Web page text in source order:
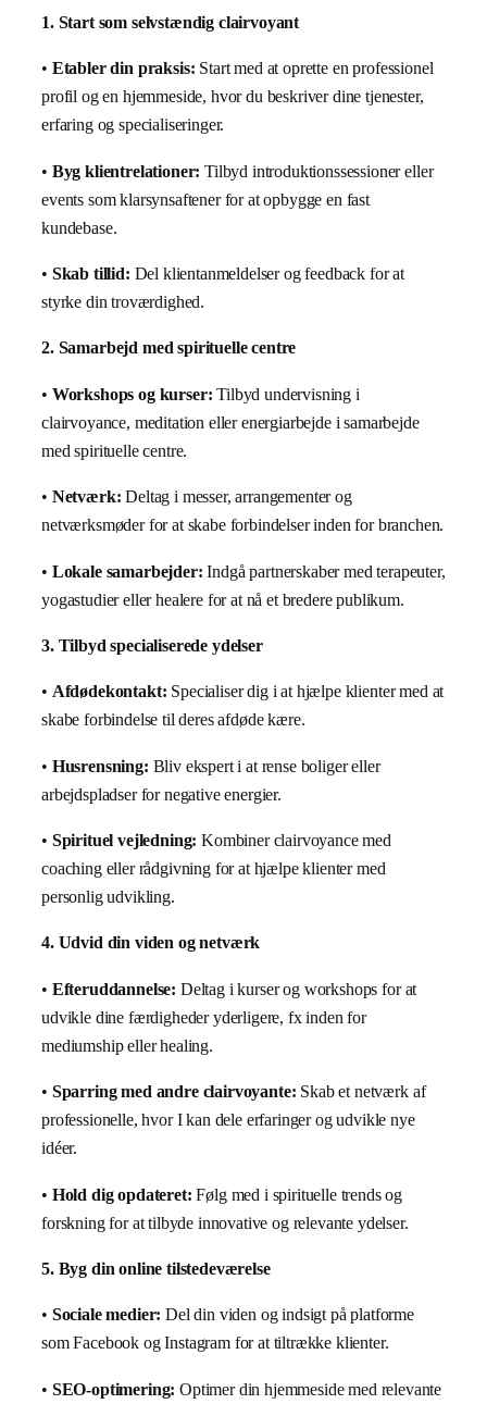
1. Start som selvstændig clairvoyant
• Etabler din praksis: Start med at oprette en professionel
profil og en hjemmeside, hvor du beskriver dine tjenester,
erfaring og specialiseringer.
• Byg klientrelationer: Tilbyd introduktionssessioner eller
events som klarsynsaftener for at opbygge en fast
kundebase.
• Skab tillid: Del klientanmeldelser og feedback for at
styrke din troværdighed.
2. Samarbejd med spirituelle centre
• Workshops og kurser: Tilbyd undervisning i
clairvoyance, meditation eller energiarbejde i samarbejde
med spirituelle centre.
• Netværk: Deltag i messer, arrangementer og
netværksmøder for at skabe forbindelser inden for branchen.
• Lokale samarbejder: Indgå partnerskaber med terapeuter,
yogastudier eller healere for at nå et bredere publikum.
3. Tilbyd specialiserede ydelser
• Afdødekontakt: Specialiser dig i at hjælpe klienter med at
skabe forbindelse til deres afdøde kære.
• Husrensning: Bliv ekspert i at rense boliger eller
arbejdspladser for negative energier.
• Spirituel vejledning: Kombiner clairvoyance med
coaching eller rådgivning for at hjælpe klienter med
personlig udvikling.
4. Udvid din viden og netværk
• Efteruddannelse: Deltag i kurser og workshops for at
udvikle dine færdigheder yderligere, fx inden for
mediumship eller healing.
• Sparring med andre clairvoyante: Skab et netværk af
professionelle, hvor I kan dele erfaringer og udvikle nye
idéer.
• Hold dig opdateret: Følg med i spirituelle trends og
forskning for at tilbyde innovative og relevante ydelser.
5. Byg din online tilstedeværelse
• Sociale medier: Del din viden og indsigt på platforme
som Facebook og Instagram for at tiltrække klienter.
• SEO-optimering: Optimer din hjemmeside med relevante